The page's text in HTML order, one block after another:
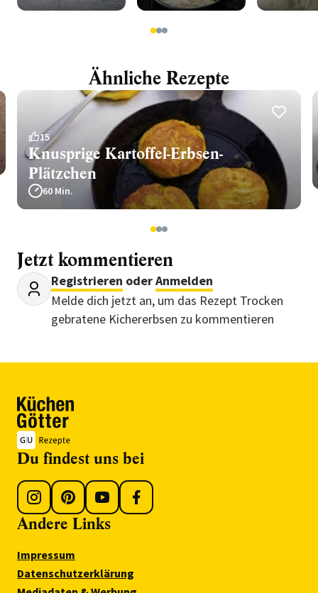
123
Ähnliche Rezepte
15
Knusprige Kartoffel-Erbsen-
Plätzchen
60 Min.
123
Jetzt kommentieren
Registrieren oderAnmelden
Melde dich jetzt an, um das Rezept Trocken
gebratene Kichererbsen zu kommentieren
Du findest uns bei
Andere Links
Impressum
Datenschutzerklärung